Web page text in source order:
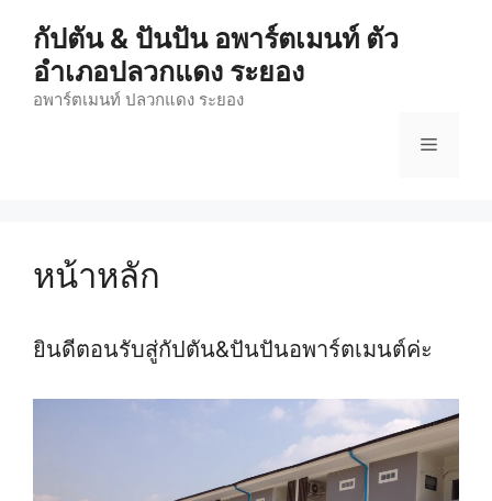
content
กัปตัน & ปันปัน อพาร์ตเมนท์ ตัว
อำเภอปลวกแดง ระยอง
อพาร์ตเมนท์ ปลวกแดง ระยอง
Menu
หน้าหลัก
ยินดีตอนรับสู่กัปตัน&ปันปันอพาร์ตเมนต์ค่ะ